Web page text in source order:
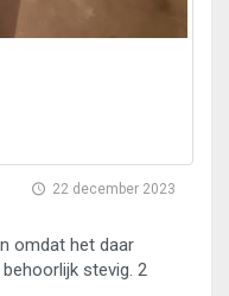
22 december 2023
omdat het daar
stevig. 2